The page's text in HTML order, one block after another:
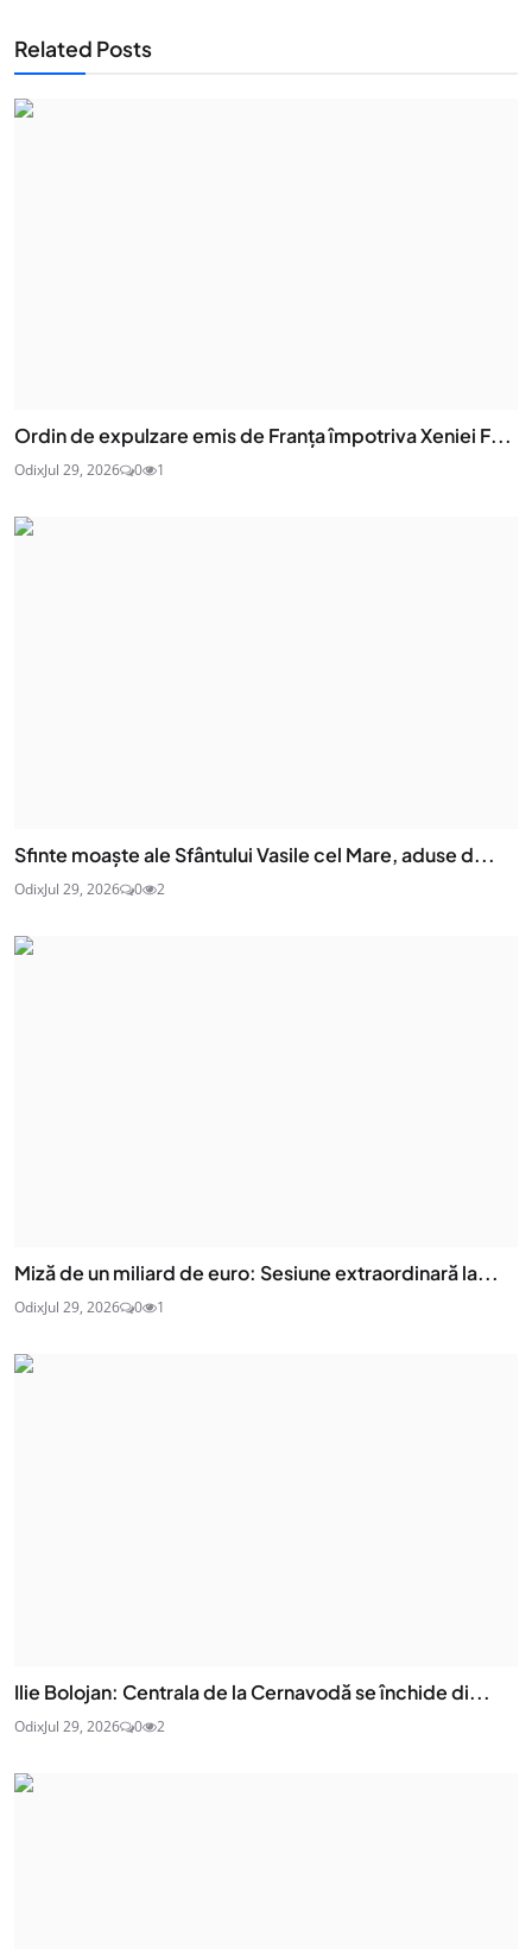
Related Posts
Ordin de expulzare emis de Franța împotriva Xeniei F...
OdixJul 29, 2026 0 1
Sfinte moaşte ale Sfântului Vasile cel Mare, aduse d...
OdixJul 29, 2026 0 2
Miză de un miliard de euro: Sesiune extraordinară la...
OdixJul 29, 2026 0 1
Ilie Bolojan: Centrala de la Cernavodă se închide di...
OdixJul 29, 2026 0 2